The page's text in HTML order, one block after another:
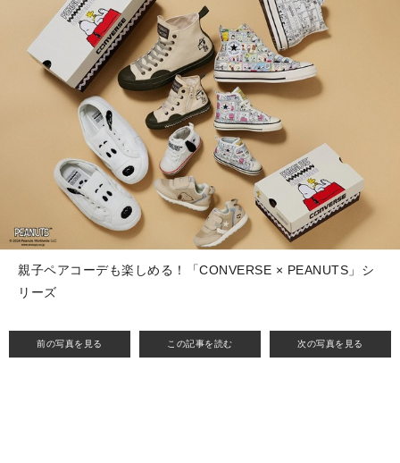
前の写真を見る この記事を読む 次の写真を見る
親子ペアコーデも楽しめる！「CONVERSE × PEANUTS」シ
リーズ